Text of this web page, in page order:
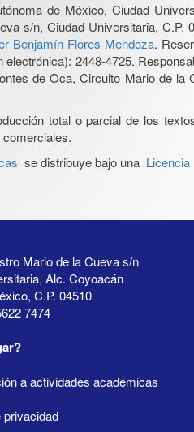
de México, Ciudad
s/n, Ciudad Universitaria, C.P.
Benjamín Flores Mendoza.
2448-4725.
de Oca, Circuito Mario de la
total o parcial de los
se distribuye bajo una Licencia
Mario de la Cueva s/n
Alc. Coyoacán
C.P. 04510
7474
a actividades académicas
privacidad